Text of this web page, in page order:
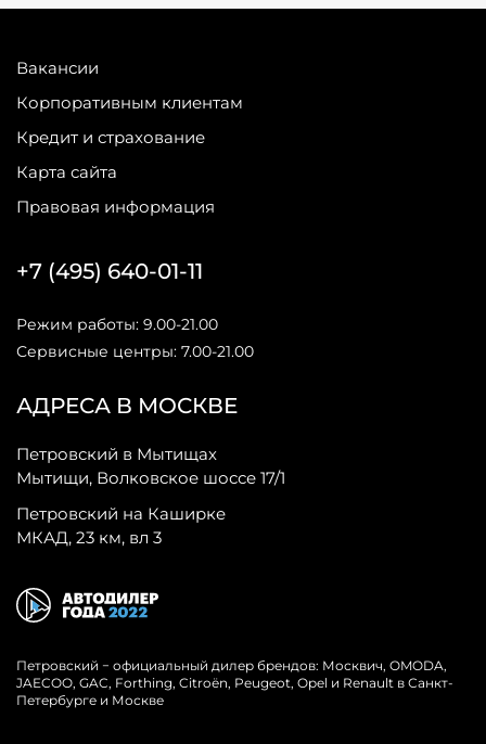
Вакансии
Корпоративным клиентам
Кредит и страхование
Карта сайта
Правовая информация
АДРЕСА В МОСКВЕ
Петровский в Мытищах
Мытищи, Волковское шоссе 17/1
Петровский на Каширке
МКАД, 23 км, вл 3
+7 (495) 640-01-11
Режим работы: 9.00-21.00
Сервисные центры: 7.00-21.00
Петровский − официальный дилер брендов: Москвич, OMODA,
JAECOO, GAC, Forthing, Citroёn, Peugeot, Opel и Renault в Санкт-
Петербурге и Москве